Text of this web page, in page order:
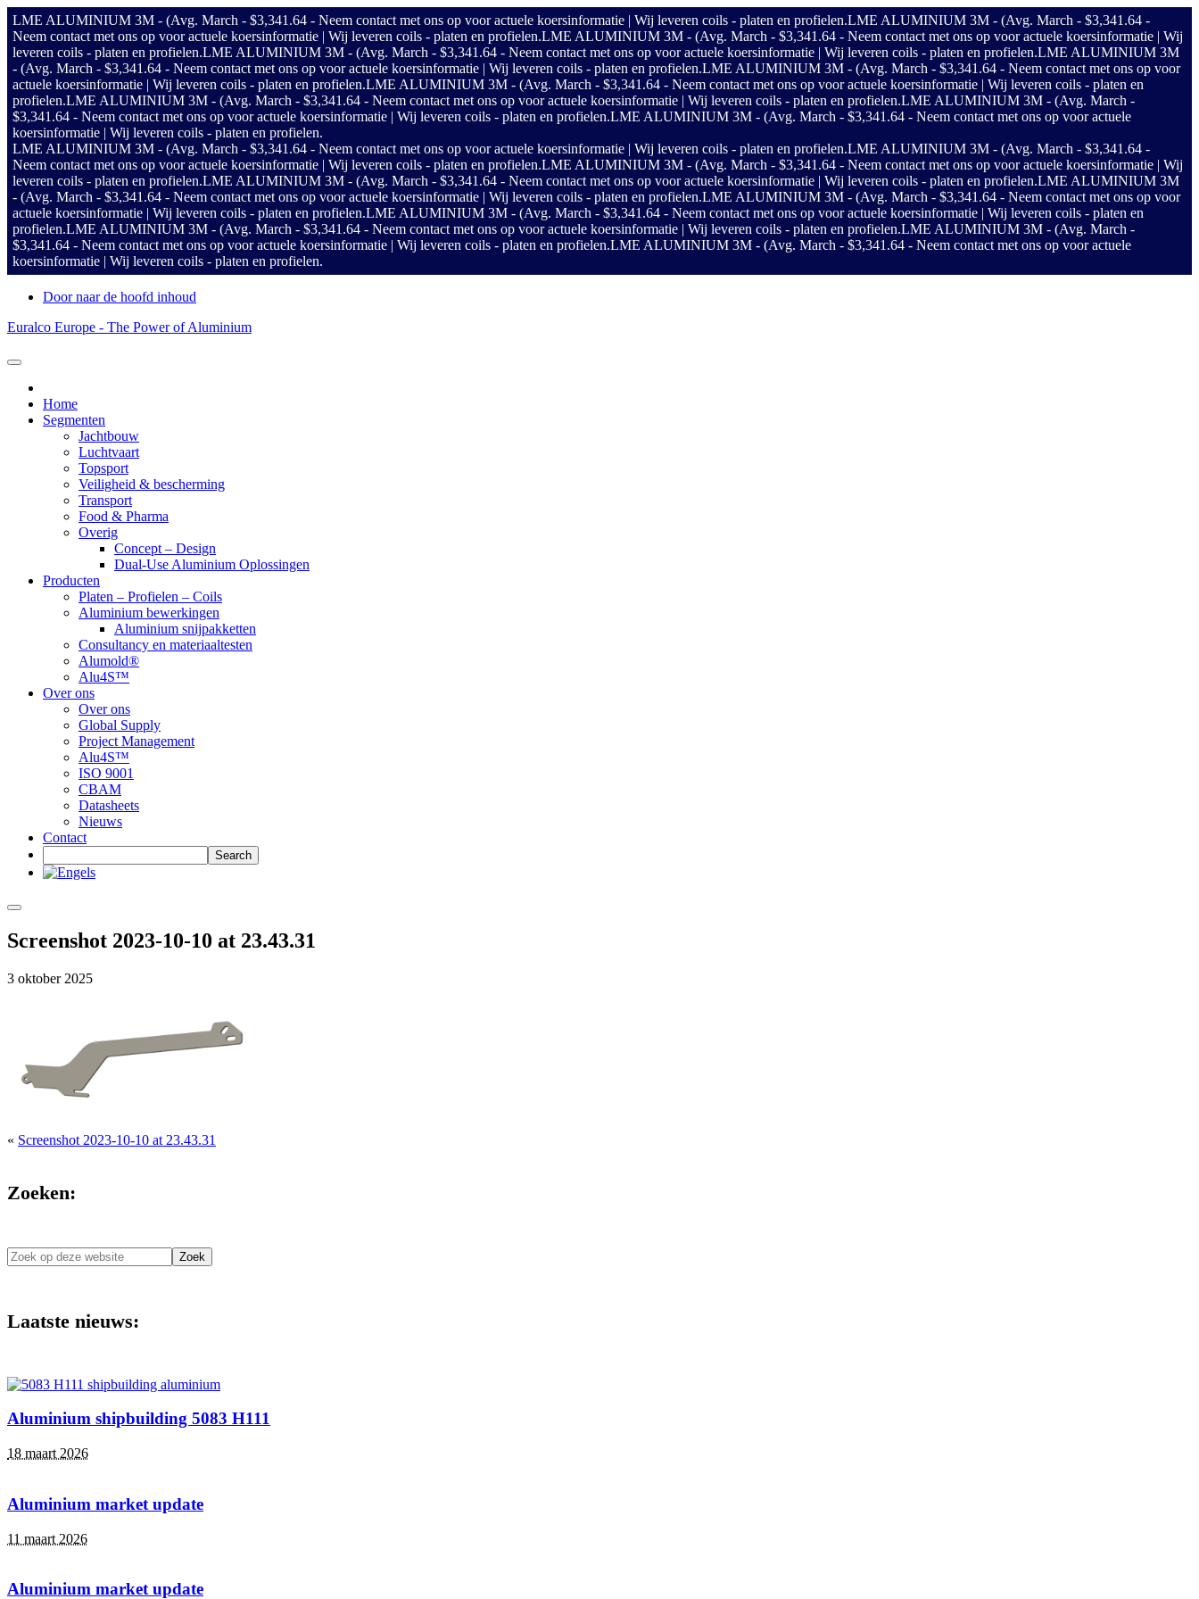
LME ALUMINIUM 3M - (Avg. March - $3,341.64 - Neem contact met ons op voor actuele koersinformatie | Wij leveren coils - platen en profielen.LME ALUMINIUM 3M - (Avg. March - $3,341.64 -
Neem contact met ons op voor actuele koersinformatie | Wij leveren coils - platen en profielen.LME ALUMINIUM 3M - (Avg. March - $3,341.64 - Neem contact met ons op voor actuele koersinformatie | Wij
leveren coils - platen en profielen.LME ALUMINIUM 3M - (Avg. March - $3,341.64 - Neem contact met ons op voor actuele koersinformatie | Wij leveren coils - platen en profielen.LME ALUMINIUM 3M
- (Avg. March - $3,341.64 - Neem contact met ons op voor actuele koersinformatie | Wij leveren coils - platen en profielen.LME ALUMINIUM 3M - (Avg. March - $3,341.64 - Neem contact met ons op voor
actuele koersinformatie | Wij leveren coils - platen en profielen.LME ALUMINIUM 3M - (Avg. March - $3,341.64 - Neem contact met ons op voor actuele koersinformatie | Wij leveren coils - platen en
profielen.LME ALUMINIUM 3M - (Avg. March - $3,341.64 - Neem contact met ons op voor actuele koersinformatie | Wij leveren coils - platen en profielen.LME ALUMINIUM 3M - (Avg. March -
$3,341.64 - Neem contact met ons op voor actuele koersinformatie | Wij leveren coils - platen en profielen.LME ALUMINIUM 3M - (Avg. March - $3,341.64 - Neem contact met ons op voor actuele
koersinformatie | Wij leveren coils - platen en profielen.
LME ALUMINIUM 3M - (Avg. March - $3,341.64 - Neem contact met ons op voor actuele koersinformatie | Wij leveren coils - platen en profielen.LME ALUMINIUM 3M - (Avg. March - $3,341.64 -
Neem contact met ons op voor actuele koersinformatie | Wij leveren coils - platen en profielen.LME ALUMINIUM 3M - (Avg. March - $3,341.64 - Neem contact met ons op voor actuele koersinformatie | Wij
leveren coils - platen en profielen.LME ALUMINIUM 3M - (Avg. March - $3,341.64 - Neem contact met ons op voor actuele koersinformatie | Wij leveren coils - platen en profielen.LME ALUMINIUM 3M
- (Avg. March - $3,341.64 - Neem contact met ons op voor actuele koersinformatie | Wij leveren coils - platen en profielen.LME ALUMINIUM 3M - (Avg. March - $3,341.64 - Neem contact met ons op voor
actuele koersinformatie | Wij leveren coils - platen en profielen.LME ALUMINIUM 3M - (Avg. March - $3,341.64 - Neem contact met ons op voor actuele koersinformatie | Wij leveren coils - platen en
profielen.LME ALUMINIUM 3M - (Avg. March - $3,341.64 - Neem contact met ons op voor actuele koersinformatie | Wij leveren coils - platen en profielen.LME ALUMINIUM 3M - (Avg. March -
$3,341.64 - Neem contact met ons op voor actuele koersinformatie | Wij leveren coils - platen en profielen.LME ALUMINIUM 3M - (Avg. March - $3,341.64 - Neem contact met ons op voor actuele
koersinformatie | Wij leveren coils - platen en profielen.
Door naar de hoofd inhoud
Euralco Europe - The Power of Aluminium
Header
Rechts
Home
Segmenten
Jachtbouw
Luchtvaart
Topsport
Veiligheid & bescherming
Transport
Food & Pharma
Overig
Concept – Design
Dual-Use Aluminium Oplossingen
Producten
Platen – Profielen – Coils
Aluminium bewerkingen
Aluminium snijpakketten
Consultancy en materiaaltesten
Alumold®
Alu4S™
Over ons
Over ons
Global Supply
Project Management
Alu4S™
ISO 9001
CBAM
Datasheets
Nieuws
Contact
Screenshot 2023-10-10 at 23.43.31
3 oktober 2025
« Screenshot 2023-10-10 at 23.43.31
Zoeken:
Zoek
op
Laatste nieuws:
Aluminium shipbuilding 5083 H111
18 maart 2026
Aluminium market update
11 maart 2026
Aluminium market update